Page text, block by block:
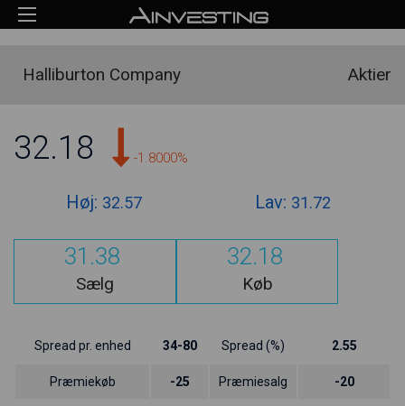
Halliburton Company Aktier
32.18 -1.8000%
Høj: 32.57 Lav: 31.72
31.38
Sælg
32.18
Køb
Spread pr. enhed 34-80 Spread (%) 2.55
Præmiekøb -25 Præmiesalg -20